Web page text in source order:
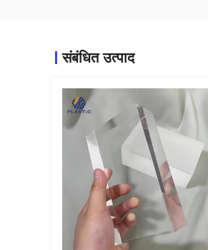
संबंधित उत्पाद